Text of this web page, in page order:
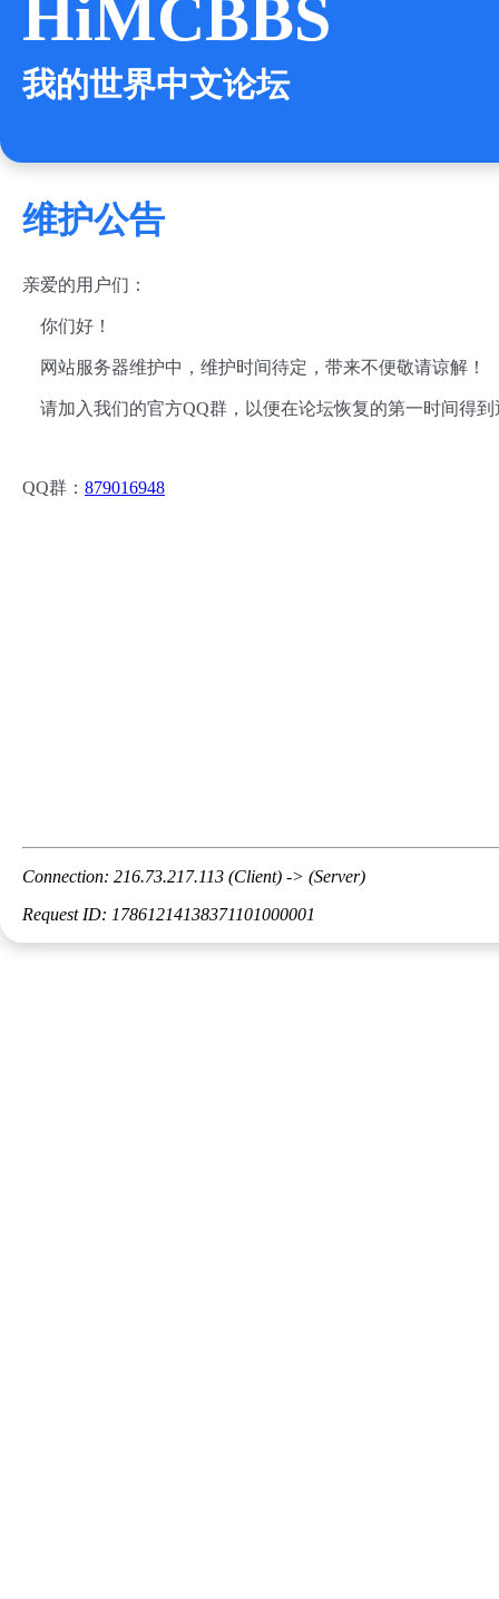
HiMCBBS
我的世界中文论坛
维护公告
亲爱的用户们：
你们好！
网站服务器维护中，维护时间待定，带来不便敬请谅解！
请加入我们的官方QQ群，以便在论坛恢复的第一时间得到
QQ群： 879016948
Connection: 216.73.217.113 (Client) -> (Server)
Request ID: 17861214138371101000001